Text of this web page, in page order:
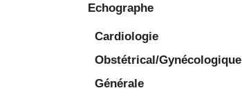
Echographe
Cardiologie
Obstétrical/Gynécologique
Générale